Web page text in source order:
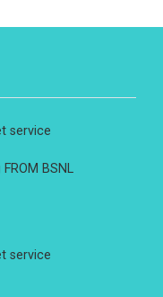
service
BSNL
service